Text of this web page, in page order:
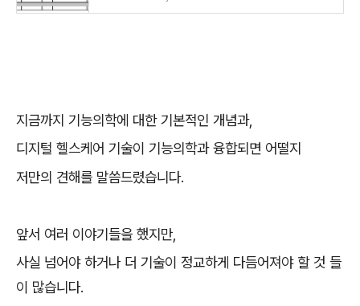
지금까지 기능의학에 대한 기본적인 개념과,
디지털 헬스케어 기술이 기능의학과 융합되면 어떨지
저만의 견해를 말씀드렸습니다.
앞서 여러 이야기들을 했지만,
사실 넘어야 하거나 더 기술이 정교하게 다듬어져야 할 것 들
이 많습니다.